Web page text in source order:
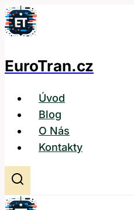
Přeskočit
na
EuroTran.cz
Úvod
Blog
O Nás
Kontakty